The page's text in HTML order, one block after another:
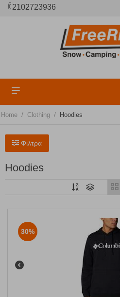
2102723936
Home / Clothing / Hoodies
Φίλτρα
Hoodies
30%